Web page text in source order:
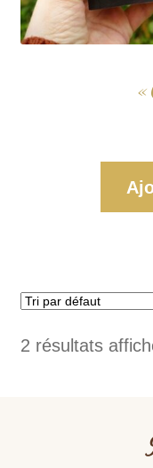
2 résultats